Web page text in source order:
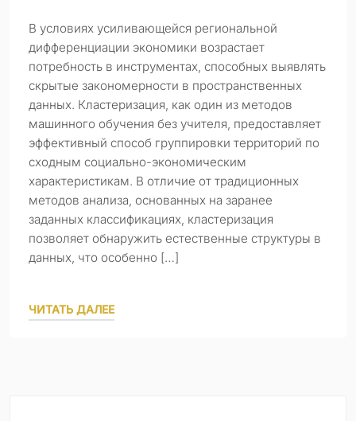
В условиях усиливающейся региональной
дифференциации экономики возрастает
потребность в инструментах, способных выявлять
скрытые закономерности в пространственных
данных. Кластеризация, как один из методов
машинного обучения без учителя, предоставляет
эффективный способ группировки территорий по
сходным социально-экономическим
характеристикам. В отличие от традиционных
методов анализа, основанных на заранее
заданных классификациях, кластеризация
позволяет обнаружить естественные структуры в
данных, что особенно […]
ЧИТАТЬ ДАЛЕЕ